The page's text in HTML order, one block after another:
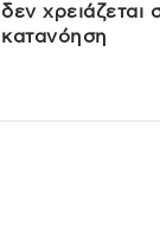
δεν χρειάζεται
κατανόηση